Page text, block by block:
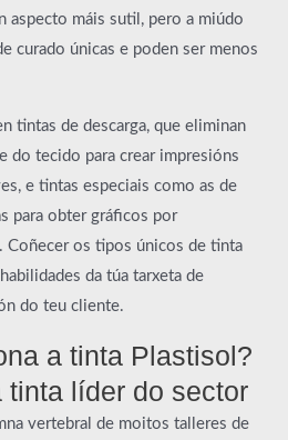
aspecto máis sutil, pero a miúdo
curado únicas e poden ser menos
tintas de descarga, que eliminan
do tecido para crear impresións
e tintas especiais como as de
para obter gráficos por
Coñecer os tipos únicos de tinta
da túa tarxeta de
do teu cliente.
a tinta Plastisol?
tinta líder do sector
vertebral de moitos talleres de